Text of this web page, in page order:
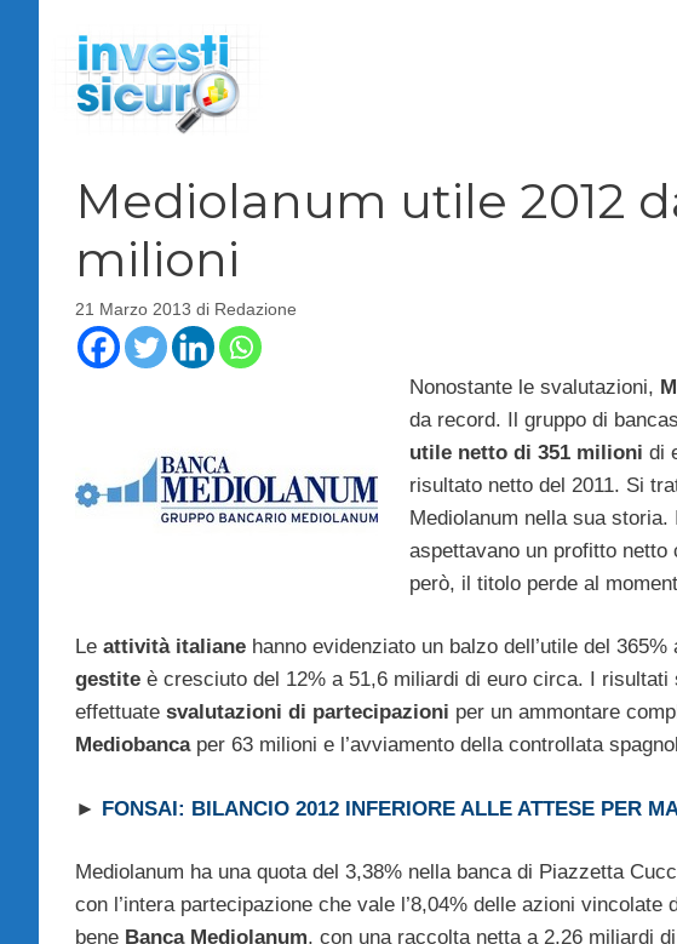
contenuto
Mediolanum utile 2012
milioni
21 Marzo 2013 di Redazione
Nonostante le svalutazioni,
da record. Il gruppo di
utile netto di 351 milioni di
risultato netto del 2011. Si
Mediolanum nella sua
aspettavano un profitto
però, il titolo perde al
Le attività italiane hanno evidenziato un balzo dell’utile del
gestite è cresciuto del 12% a 51,6 miliardi di euro circa. I
effettuate svalutazioni di partecipazioni per un ammontare
Mediobanca per 63 milioni e l’avviamento della controllata
► FONSAI: BILANCIO 2012 INFERIORE ALLE ATTESE PER
Mediolanum ha una quota del 3,38% nella banca di Piazzetta
con l’intera partecipazione che vale l’8,04% delle azioni
bene Banca Mediolanum, con una raccolta netta a 2,26 miliardi